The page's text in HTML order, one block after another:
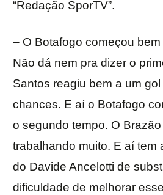
“Redação SporTV”.
– O Botafogo começou
Não dá nem pra dizer o
Santos reagiu bem a um
chances. E aí o Botafogo
o segundo tempo. O
trabalhando muito. E aí tem
do Davide Ancelotti de
dificuldade de melhorar